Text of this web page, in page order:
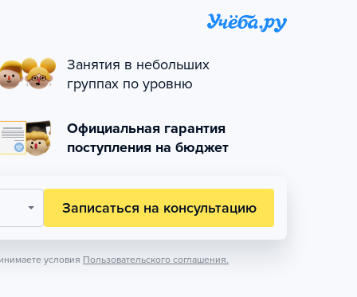
Занятия в небольших
группах по уровню
Официальная гарантия
поступления на бюджет
Записаться на консультацию
условия Пользовательского соглашения.